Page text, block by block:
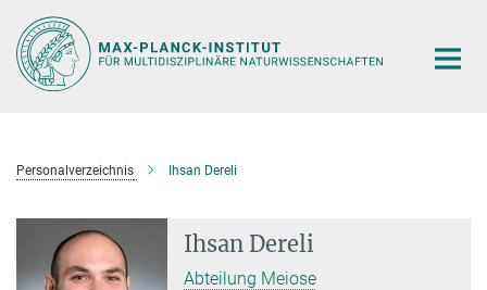
Hauptinhalt
Personalverzeichnis Ihsan Dereli
Ihsan Dereli
Abteilung Meiose